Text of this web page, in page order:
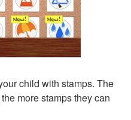
child with stamps. The
more stamps they can